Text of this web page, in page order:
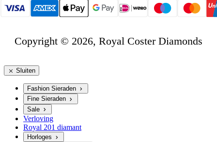
Copyright © 2026, Royal Coster Diamonds
Sluiten
Fashion Sieraden
Fine Sieraden
Sale
Verloving
Royal 201 diamant
Horloges